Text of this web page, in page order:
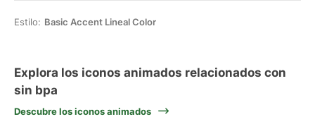
Estilo: Basic Accent Lineal Color
Explora los iconos animados relacionados con
sin bpa
Descubre los iconos animados